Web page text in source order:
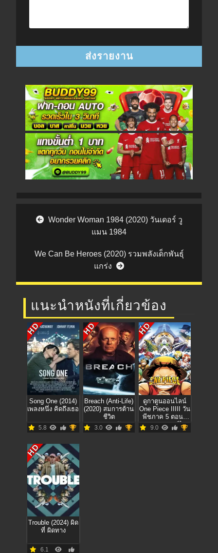
Post navigation
Wonder Woman 1984 (2020) วันเดอร์ วู
แมน 1984
We Can Be Heroes (2020) รวมพลังเด็กพันธุ์
แกร่ง
แนะนำหนังที่เกี่ยวข้อง
HD
Song One (2014)
เพลงหนึ่ง คิดถึงเธอ
5.8
HD
Breach (Anti-Life)
(2020) สมการต้าน
ชีวิต
3.0
HD
ดูกาตูนออนไลน์
One Piece IIIII วัน
พีชภาค 5 ตอนที่
209-260 พากย์ไทย
9.0
HD
Trouble (2024) ผิด
ที่ ผิดทาง
6.1